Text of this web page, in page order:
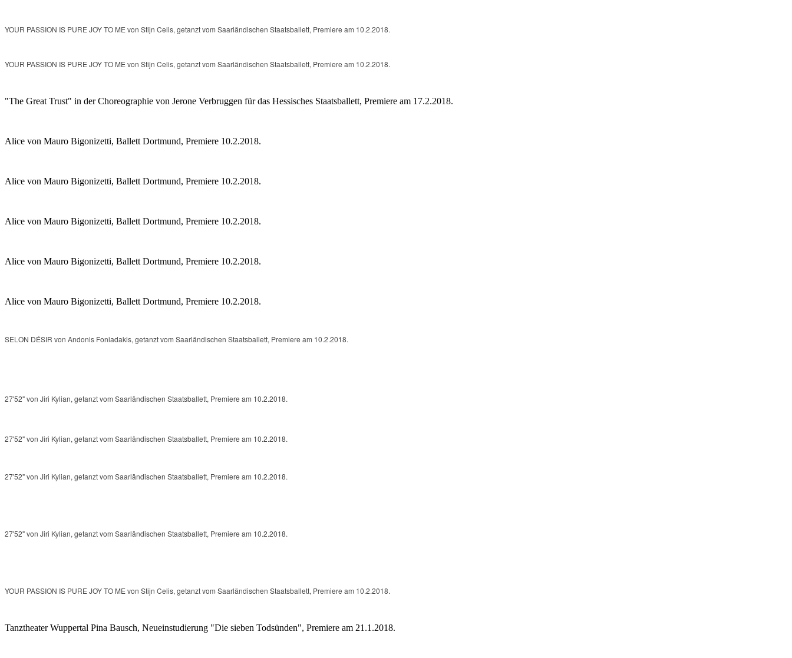
YOUR PASSION IS PURE JOY TO ME von Stijn Celis, getanzt vom Saarländischen Staatsballett, Premiere am 10.2.2018.
YOUR PASSION IS PURE JOY TO ME von Stijn Celis, getanzt vom Saarländischen Staatsballett, Premiere am 10.2.2018.
"The Great Trust" in der Choreographie von Jerone Verbruggen für das Hessisches Staatsballett, Premiere am 17.2.2018.
Alice von Mauro Bigonizetti, Ballett Dortmund, Premiere 10.2.2018.
Alice von Mauro Bigonizetti, Ballett Dortmund, Premiere 10.2.2018.
Alice von Mauro Bigonizetti, Ballett Dortmund, Premiere 10.2.2018.
Alice von Mauro Bigonizetti, Ballett Dortmund, Premiere 10.2.2018.
Alice von Mauro Bigonizetti, Ballett Dortmund, Premiere 10.2.2018.
SELON DÉSIR von Andonis Foniadakis, getanzt vom Saarländischen Staatsballett, Premiere am 10.2.2018.
27'52" von Jiri Kylian, getanzt vom Saarländischen Staatsballett, Premiere am 10.2.2018.
27'52" von Jiri Kylian, getanzt vom Saarländischen Staatsballett, Premiere am 10.2.2018.
27'52" von Jiri Kylian, getanzt vom Saarländischen Staatsballett, Premiere am 10.2.2018.
27'52" von Jiri Kylian, getanzt vom Saarländischen Staatsballett, Premiere am 10.2.2018.
YOUR PASSION IS PURE JOY TO ME von Stijn Celis, getanzt vom Saarländischen Staatsballett, Premiere am 10.2.2018.
Tanztheater Wuppertal Pina Bausch, Neueinstudierung "Die sieben Todsünden", Premiere am 21.1.2018.